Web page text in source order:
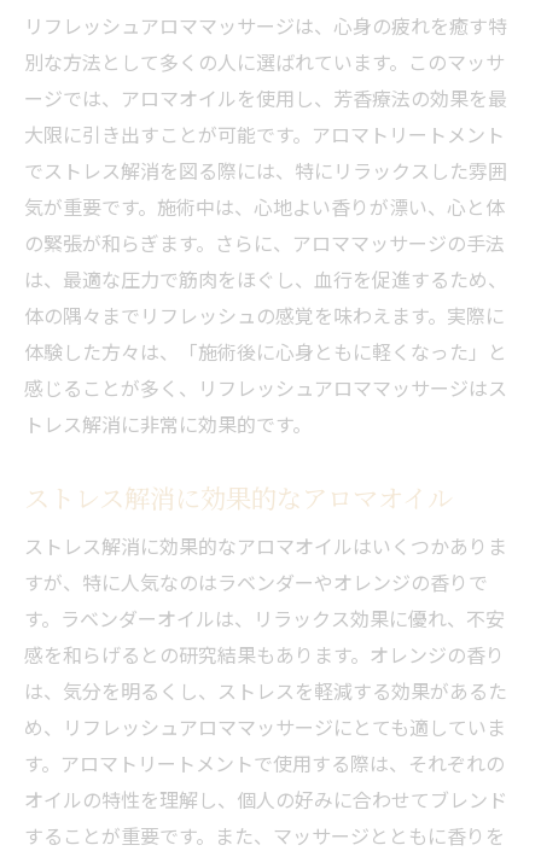
リフレッシュアロママッサージは、心身の疲れを癒す特
別な方法として多くの人に選ばれています。このマッサ
ージでは、アロマオイルを使用し、芳香療法の効果を最
大限に引き出すことが可能です。アロマトリートメント
でストレス解消を図る際には、特にリラックスした雰囲
気が重要です。施術中は、心地よい香りが漂い、心と体
の緊張が和らぎます。さらに、アロママッサージの手法
は、最適な圧力で筋肉をほぐし、血行を促進するため、
体の隅々までリフレッシュの感覚を味わえます。実際に
体験した方々は、「施術後に心身ともに軽くなった」と
感じることが多く、リフレッシュアロママッサージはス
トレス解消に非常に効果的です。
ストレス解消に効果的なアロマオイル
ストレス解消に効果的なアロマオイルはいくつかありま
すが、特に人気なのはラベンダーやオレンジの香りで
す。ラベンダーオイルは、リラックス効果に優れ、不安
感を和らげるとの研究結果もあります。オレンジの香り
は、気分を明るくし、ストレスを軽減する効果があるた
め、リフレッシュアロママッサージにとても適していま
す。アロマトリートメントで使用する際は、それぞれの
オイルの特性を理解し、個人の好みに合わせてブレンド
することが重要です。また、マッサージとともに香りを